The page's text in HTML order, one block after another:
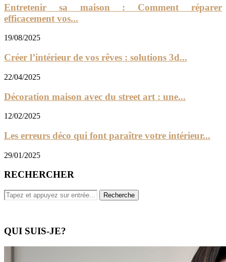
Entretenir sa maison : Comment réparer
efficacement vos...
19/08/2025
Créer l’intérieur de vos rêves : solutions 3d...
22/04/2025
Décoration maison avec du street art : une...
12/02/2025
Les erreurs déco qui font paraître votre intérieur...
29/01/2025
RECHERCHER
QUI SUIS-JE?